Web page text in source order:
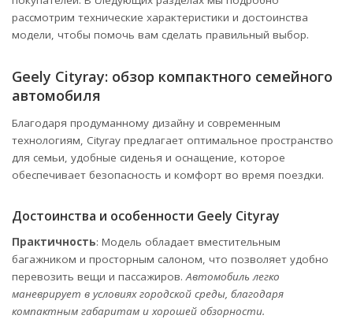
рассмотрим технические характеристики и достоинства
модели, чтобы помочь вам сделать правильный выбор.
Geely Cityray: обзор компактного семейного
автомобиля
Благодаря продуманному дизайну и современным
технологиям, Cityray предлагает оптимальное пространство
для семьи, удобные сиденья и оснащение, которое
обеспечивает безопасность и комфорт во время поездки.
Достоинства и особенности Geely Cityray
Практичность: Модель обладает вместительным
багажником и просторным салоном, что позволяет удобно
перевозить вещи и пассажиров.Автомобиль легко
маневрирует в условиях городской среды, благодаря
компактным габаритам и хорошей обзорности.